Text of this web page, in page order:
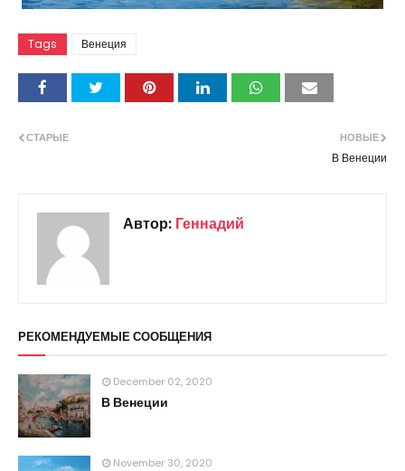
Tags Венеция
НОВЫЕ
В Венеции
СТАРЫЕ
Автор: Геннадий
РЕКОМЕНДУЕМЫЕ СООБЩЕНИЯ
December 02, 2020
В Венеции
November 30, 2020